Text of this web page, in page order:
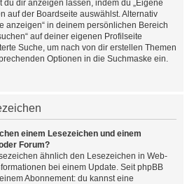
dir anzeigen lassen, indem du „Eigene
auf der Boardseite auswählst. Alternativ
anzeigen“ in deinem persönlichen Bereich
auf deiner eigenen Profilseite
Suche, um nach von dir erstellen Themen
Optionen in die Suchmaske ein.
einem Lesezeichen und einem
Forum?
ähnlich den Lesezeichen in Web-
bei einem Update. Seit phpBB
Abonnement: du kannst eine